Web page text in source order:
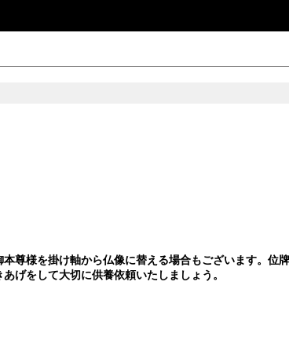
尊様を掛け軸から仏像に替える場合もございます。位
げをして大切に供養依頼いたしましょう。